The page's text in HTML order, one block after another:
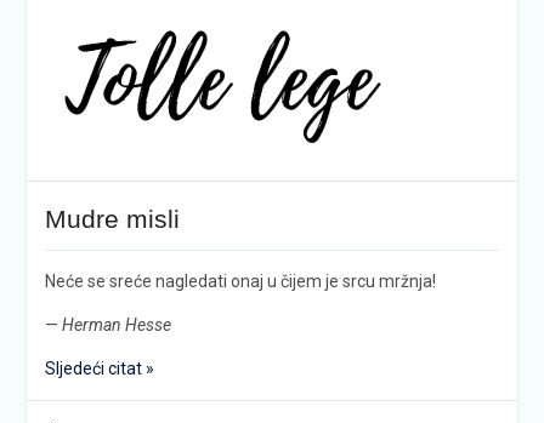
Mudre misli
Neće se sreće nagledati onaj u čijem je srcu mržnja!
— Herman Hesse
Sljedeći citat »